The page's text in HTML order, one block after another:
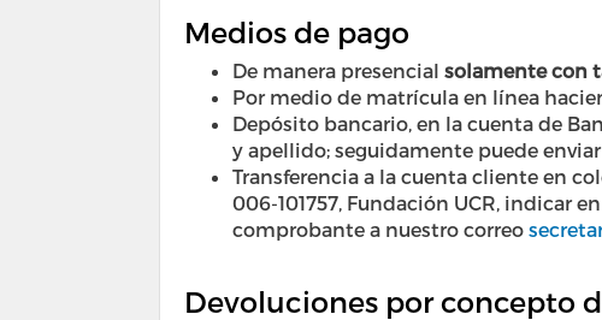
Medios de pago
De manera presencial solamente con
Por medio de matrícula en línea
Depósito bancario, en la cuenta de
y apellido; seguidamente puede
Transferencia a la cuenta cliente en
006-101757, Fundación UCR, indicar
comprobante a nuestro correo
Devoluciones por concepto